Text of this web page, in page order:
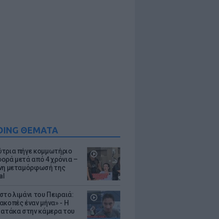
ΘΕΜΑΤΑ
πήγε κομμωτήριο
μετά από 4 χρόνια –
μεταμόρφωσή της
λιμάνι του Πειραιά:
έναν μήνα» - Η
ατάκα στην κάμερα του